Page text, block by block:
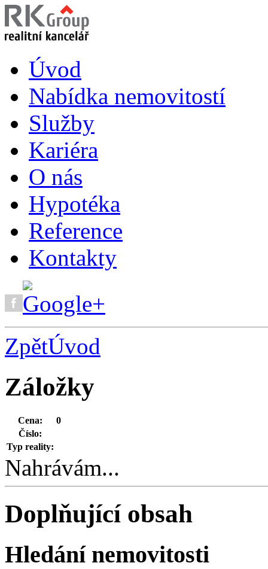
Úvod
Nabídka nemovitostí
Služby
Kariéra
O nás
Hypotéka
Reference
Kontakty
ZpětÚvod
Záložky
Cena:
0
Číslo:
Typ reality:
Nahrávám...
Doplňující obsah
Hledání nemovitosti